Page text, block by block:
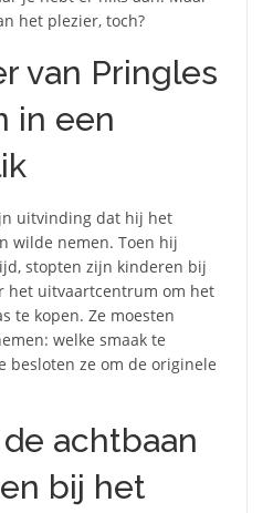
het plezier, toch?
van Pringles
in een
uitvinding dat hij het
wilde nemen. Toen hij
stopten zijn kinderen bij
het uitvaartcentrum om het
te kopen. Ze moesten
welke smaak te
besloten ze om de originele
achtbaan
bij het